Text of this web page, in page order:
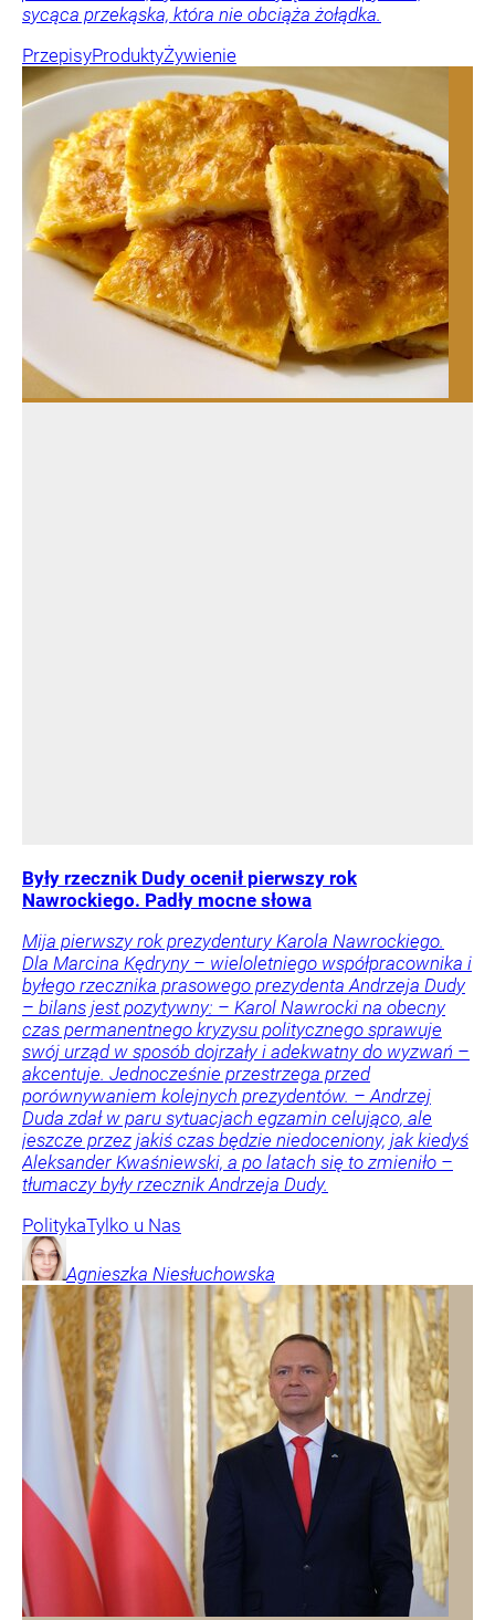
sycąca przekąska, która nie obciąża żołądka.
PrzepisyProduktyŻywienie
Były rzecznik Dudy ocenił pierwszy rok
Nawrockiego. Padły mocne słowa
Mija pierwszy rok prezydentury Karola Nawrockiego.
Dla Marcina Kędryny – wieloletniego współpracownika i
byłego rzecznika prasowego prezydenta Andrzeja Dudy
– bilans jest pozytywny: – Karol Nawrocki na obecny
czas permanentnego kryzysu politycznego sprawuje
swój urząd w sposób dojrzały i adekwatny do wyzwań –
akcentuje. Jednocześnie przestrzega przed
porównywaniem kolejnych prezydentów. – Andrzej
Duda zdał w paru sytuacjach egzamin celująco, ale
jeszcze przez jakiś czas będzie niedoceniony, jak kiedyś
Aleksander Kwaśniewski, a po latach się to zmieniło –
tłumaczy były rzecznik Andrzeja Dudy.
PolitykaTylko u Nas
Agnieszka Niesłuchowska